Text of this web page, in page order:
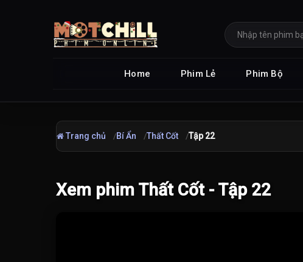
Home Phim Lẻ Phim Bộ
Trang chủ Bí Ẩn Thất Cốt Tập 22
Xem phim Thất Cốt - Tập 22